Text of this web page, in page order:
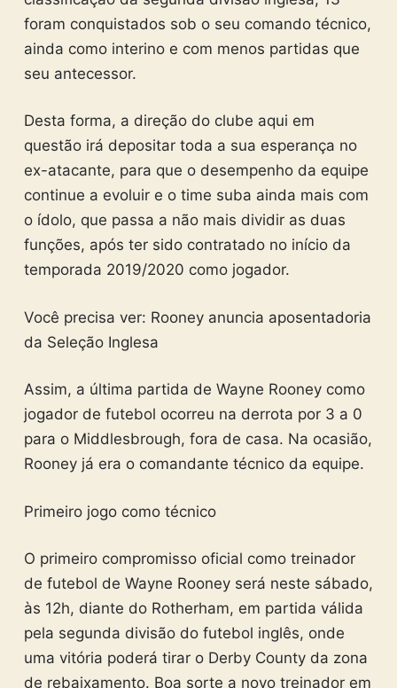
foram conquistados sob o seu comando técnico,
ainda como interino e com menos partidas que
seu antecessor.
Desta forma, a direção do clube aqui em
questão irá depositar toda a sua esperança no
ex-atacante, para que o desempenho da equipe
continue a evoluir e o time suba ainda mais com
o ídolo, que passa a não mais dividir as duas
funções, após ter sido contratado no início da
temporada 2019/2020 como jogador.
Você precisa ver: Rooney anuncia aposentadoria
da Seleção Inglesa
Assim, a última partida de Wayne Rooney como
jogador de futebol ocorreu na derrota por 3 a 0
para o Middlesbrough, fora de casa. Na ocasião,
Rooney já era o comandante técnico da equipe.
Primeiro jogo como técnico
O primeiro compromisso oficial como treinador
de futebol de Wayne Rooney será neste sábado,
às 12h, diante do Rotherham, em partida válida
pela segunda divisão do futebol inglês, onde
uma vitória poderá tirar o Derby County da zona
de rebaixamento. Boa sorte a novo treinador em